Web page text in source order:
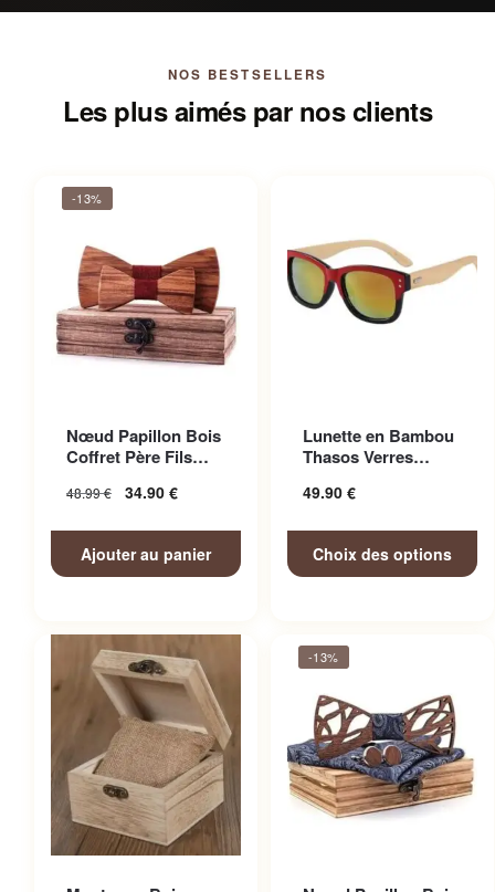
NOS BESTSELLERS
Les plus aimés par nos clients
-13%
Nœud Papillon Bois
Coffret Père Fils
48.99€ 34.90 €
Ajouter au panier
Lunette en Bambou
Thasos Verres
49.90 €
Choix des options
variations. Les options
page du produit
-13%